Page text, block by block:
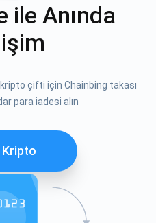
ile Anında
çifti için Chainbing takası
para iadesi alın
Kripto